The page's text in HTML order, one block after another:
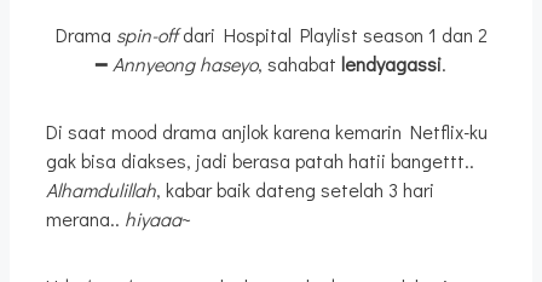
Drama spin-offdari Hospital Playlist season 1 dan 2
━ Annyeong haseyo, sahabat lendyagassi.
Di saat mood drama anjlok karena kemarin Netflix-ku
gak bisa diakses, jadi berasa patah hatii bangettt..
Alhamdulillah, kabar baik dateng setelah 3 hari
merana.. hiyaaa~